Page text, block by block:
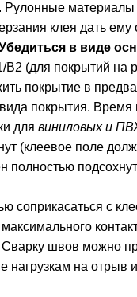
клея дать ему
в виде
B2 (для покрытий на
покрытие в
покрытия. Время
для виниловых и
(клеевое поле
полностью
соприкасаться с
швов можно
нагрузкам на отрыв